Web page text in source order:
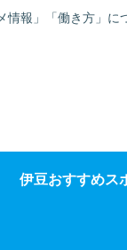
報」「働き方」に
伊豆おすすめス